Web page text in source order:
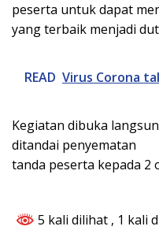
peserta untuk dapat
yang terbaik menjadi
READ Virus Corona
Kegiatan dibuka
ditandai penyematan
tanda peserta kepada 2
5 kali dilihat , 1 kali